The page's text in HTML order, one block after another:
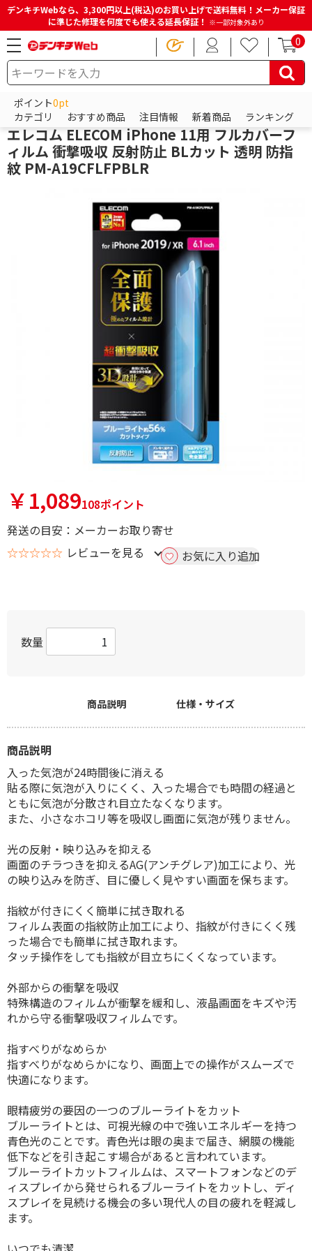
デンキチWebなら、3,300円以上(税込)のお買い上げで送料無料！メーカー保証
に準じた修理を何度でも使える延長保証！ ※一部対象外あり
0
ポイント0pt
カテゴリ
おすすめ商品 注目情報 新着商品 ランキング
HOME 商品一覧ページ スマホアクセサリー
エレコム
エレコム ELECOM iPhone 11用 フルカバーフ
ィルム 衝撃吸収 反射防止 BLカット 透明 防指
紋 PM-A19CFLFPBLR
￥1,089108ポイント
発送の目安：メーカーお取り寄せ
☆☆☆☆☆ レビューを見る お気に入り追加
数量
商品説明 仕様・サイズ
商品説明
入った気泡が24時間後に消える
貼る際に気泡が入りにくく、入った場合でも時間の経過と
ともに気泡が分散され目立たなくなります。
また、小さなホコリ等を吸収し画面に気泡が残りません。
光の反射・映り込みを抑える
画面のチラつきを抑えるAG(アンチグレア)加工により、光
の映り込みを防ぎ、目に優しく見やすい画面を保ちます。
指紋が付きにくく簡単に拭き取れる
フィルム表面の指紋防止加工により、指紋が付きにくく残
った場合でも簡単に拭き取れます。
タッチ操作をしても指紋が目立ちにくくなっています。
外部からの衝撃を吸収
特殊構造のフィルムが衝撃を緩和し、液晶画面をキズや汚
れから守る衝撃吸収フィルムです。
指すべりがなめらか
指すべりがなめらかになり、画面上での操作がスムーズで
快適になります。
眼精疲労の要因の一つのブルーライトをカット
ブルーライトとは、可視光線の中で強いエネルギーを持つ
青色光のことです。青色光は眼の奥まで届き、網膜の機能
低下などを引き起こす場合があると言われています。
ブルーライトカットフィルムは、スマートフォンなどのデ
ィスプレイから発せられるブルーライトをカットし、ディ
スプレイを見続ける機会の多い現代人の目の疲れを軽減し
ます。